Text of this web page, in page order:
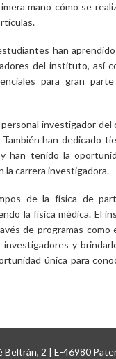
mano cómo se
han
del instituto, así
para gran
investigador del
han dedicado
han tenido la
la carrera investigadora.
de la física de
la física médica. El
de programas como
y
única para
2 | E-46980